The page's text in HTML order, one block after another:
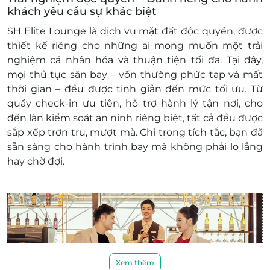
khi có các phát sinh thêm bên trên
Giá trên đã bao gồm phí phục vụ và thuế
GTGT
Khách hàng áp dụng: Tất cả khách hàng
Ngày áp dụng: Tất cả các ngày trong tuần, bao
gồm Lễ Tết
Giờ áp dụng: Theo chuyến bay
Số lượng E-Voucher áp dụng:
01 voucher/khách
Áp dụng nhiều voucher trên 1 hóa đơn
Tiêu chuẩn dịch vụ SH Elite bao gồm:
Hỗ trợ làm thủ tục chuyến bay và thủ tục an
ninh
Hưởng các tiện nghi tại phòng khách SH
Elite Lounge: thực đơn gọi món (a la carte)
phục vụ tại bàn, thực đơn buffet, quầy bar
khách yêu cầu sự khác biệt
SH Elite Lounge là dịch vụ mặt đất độc quyền, được
thiết kế riêng cho những ai mong muốn một trải
nghiệm cá nhân hóa và thuận tiện tối đa. Tại đây,
mọi thủ tục sân bay – vốn thường phức tạp và mất
thời gian – đều đượctinh giản đến mức tối ưu. Từ
quầy check-in ưu tiên, hỗ trợ hành lý tận nơi, cho
đến làn kiểm soát an ninh riêng biệt, tất cả đều được
sắp xếp trơn tru, mượt mà. Chỉ trong tích tắc, bạn đã
sẵn sàng cho hành trình bay mà không phải lo lắng
hay chờ đợi.
Xem thêm